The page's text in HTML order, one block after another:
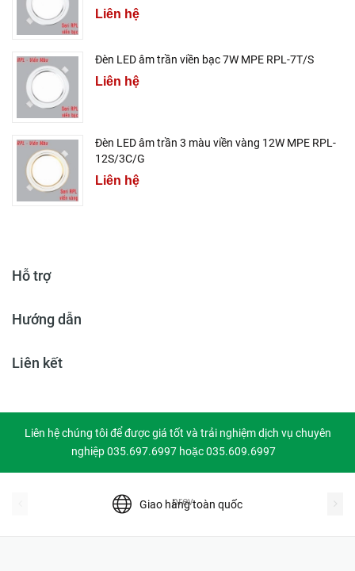
Liên hệ
Đèn LED âm trần viền bạc 7W MPE RPL-7T/S
Liên hệ
Đèn LED âm trần 3 màu viền vàng 12W MPE RPL-
12S/3C/G
Liên hệ
Hỗ trợ
Hướng dẫn
Liên kết
Liên hệ chúng tôi để được giá tốt và trải nghiệm dịch vụ chuyên
nghiệp 035.697.6997 hoặc 035.609.6997
Giao hàng toàn quốc
prev